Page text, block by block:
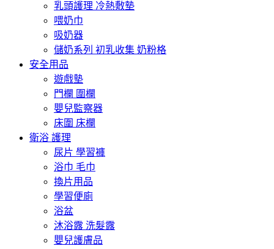
乳頭護理 冷熱敷墊
喂奶巾
吸奶器
儲奶系列 初乳收集 奶粉格
安全用品
遊戲墊
門欄 圍欄
嬰兒監察器
床圍 床欄
衛浴 護理
尿片 學習褲
浴巾 毛巾
換片用品
學習便廁
浴盆
沐浴露 洗髮露
嬰兒護膚品